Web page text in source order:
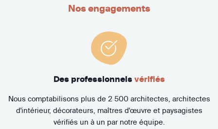
Nos engagements
Des professionnels vérifiés
Nous comptabilisons plus de 2 500 architectes, architectes
d'intérieur, décorateurs, maîtres d'œuvre et paysagistes
vérifiés un à un par notre équipe.